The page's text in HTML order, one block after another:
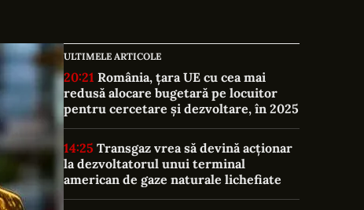
ULTIMELE ARTICOLE
20:21
redusă alocare bugetară pe locuitor
pentru cercetare și dezvoltare, în 2025
14:25
la dezvoltatorul unui terminal
american de gaze naturale lichefiate